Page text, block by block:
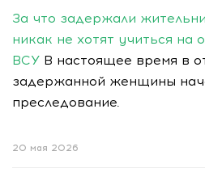
За что задержали
никак не хотят учиться на
ВСУ В настоящее время в
задержанной женщины
преследование.
20 мая 2026